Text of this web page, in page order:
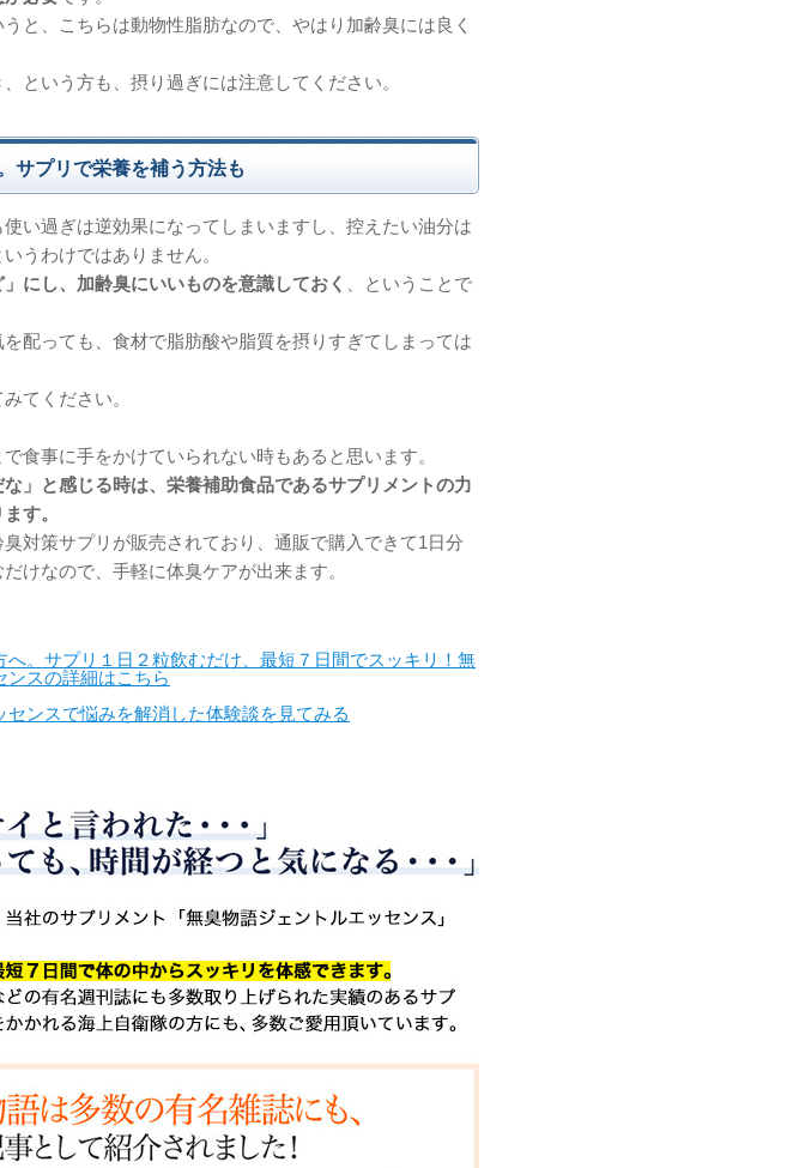
と、こちらは動物性脂肪なので、やはり加齢臭には良く
という方も、摂り過ぎには注意してください。
サプリで栄養を補う方法も
い過ぎは逆効果になってしまいますし、控えたい油分は
うわけではありません。
にし、加齢臭にいいものを意識しておく
、ということで
配っても、食材で脂肪酸や脂質を摂りすぎてしまっては
てください。
食事に手をかけていられない時もあると思います。
な」と感じる時は、栄養補助食品であるサプリメントの力
す。
対策サプリが販売されており、通販で購入できて1日分
けなので、手軽に体臭ケアが出来ます。
へ。サプリ１日２粒飲むだけ、最短７日間でスッキリ！無
ンスの詳細はこちら
ンスで悩みを解消した体験談を見てみる